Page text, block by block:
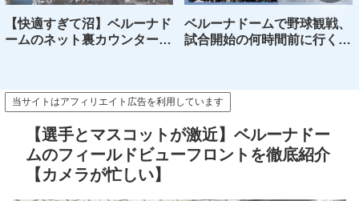
【快適すぎて沼】ベルーナド
ームのネット裏カウンターシ
ベルーナドームで野球観戦、
試合開始の何時間前に行くの
当サイトはアフィリエイト広告を利用しています
【選手とマスコットが激近】ベルーナドー
ムのフィールドビューフロントを徹底紹介
【カメラが忙しい】